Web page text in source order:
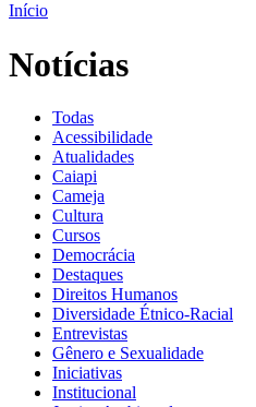
Início
Notícias
Todas
Acessibilidade
Atualidades
Caiapi
Cameja
Cultura
Cursos
Democrácia
Destaques
Direitos Humanos
Diversidade Étnico-Racial
Entrevistas
Gênero e Sexualidade
Iniciativas
Institucional